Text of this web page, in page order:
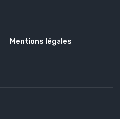
Mentions légales